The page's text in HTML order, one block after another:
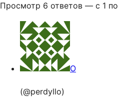
Просмотр 6 ответов — с 1
O
(@perdyllo)